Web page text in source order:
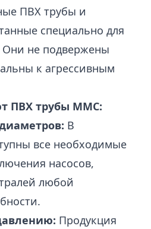
ПВХ трубы и
специально для
Они не подвержены
к агрессивным
ПВХ трубы MMC:
В
все необходимые
насосов,
любой
Продукция